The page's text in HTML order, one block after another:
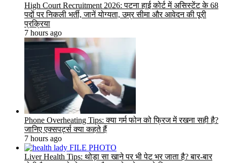
High Court Recruitment 2026: पटना हाई कोर्ट में असिस्टेंट के 68
पदों पर निकली भर्ती, जानें योग्यता, उम्र सीमा और आवेदन की पूरी
प्रक्रिया
7 hours ago
Phone Overheating Tips: क्या गर्म फोन को फ्रिज में रखना सही है?
जानिए एक्सपर्ट्स क्या कहते हैं
7 hours ago
Liver Health Tips: थोड़ा सा खाने पर भी पेट भर जाता है? बार-बार